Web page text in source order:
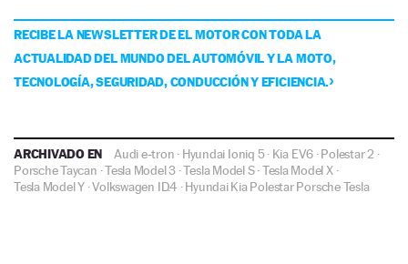
RECIBE LA NEWSLETTER DE EL MOTOR CON TODA LA
ACTUALIDAD DEL MUNDO DEL AUTOMÓVIL Y LA MOTO,
TECNOLOGÍA, SEGURIDAD, CONDUCCIÓN Y EFICIENCIA.
ARCHIVADO EN Audi e-tron · Hyundai Ioniq 5· Kia EV6 ·Polestar 2 ·
Porsche Taycan ·Tesla Model 3 ·Tesla Model S·Tesla Model X·
Tesla Model Y ·Volkswagen ID.4 ·Hyundai Kia Polestar PorscheTesla